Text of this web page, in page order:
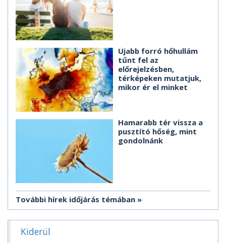
Újabb forró hőhullám
tűnt fel az
előrejelzésben,
térképeken mutatjuk,
mikor ér el minket
Hamarabb tér vissza a
pusztító hőség, mint
gondolnánk
További hírek időjárás témában
Kiderül